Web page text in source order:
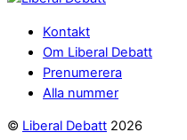
Kontakt
Om Liberal Debatt
Prenumerera
Alla nummer
© Liberal Debatt 2026